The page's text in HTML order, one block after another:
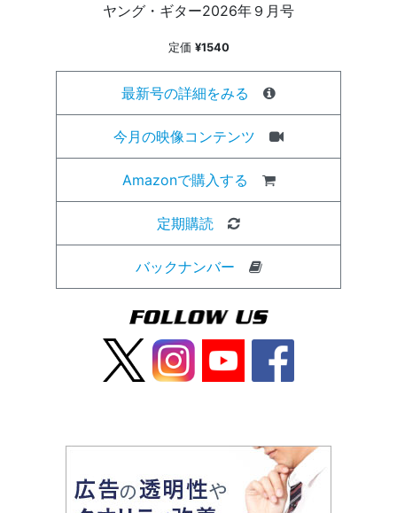
ヤング・ギター2026年９月号
定価 ¥1540
最新号の詳細をみる
今月の映像コンテンツ
Amazonで購入する
定期購読
バックナンバー